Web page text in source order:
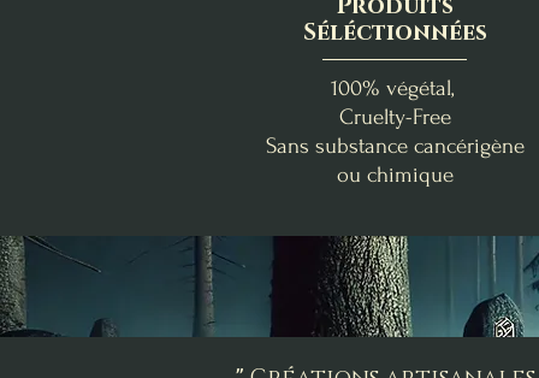
Abondance & Réussite
La Box de Lughnasadh
46,00 €
Douceur Florale
Fondants d'Intention
Apaisement
Benjoin - Myrrhe
Bombe d'encens
Élévation
Produits
Séléctionnées
100% végétal,
Cruelty-Free
Sans substance cancérigène
ou chimique